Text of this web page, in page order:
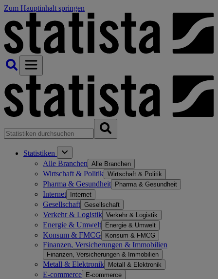
Zum Hauptinhalt springen
Statistiken
Alle Branchen Alle Branchen
Wirtschaft & Politik Wirtschaft & Politik
Pharma & Gesundheit Pharma & Gesundheit
Internet Internet
Gesellschaft Gesellschaft
Verkehr & Logistik Verkehr & Logistik
Energie & Umwelt Energie & Umwelt
Konsum & FMCG Konsum & FMCG
Finanzen, Versicherungen & Immobilien
Finanzen, Versicherungen & Immobilien
Metall & Elektronik Metall & Elektronik
E-commerce E-commerce